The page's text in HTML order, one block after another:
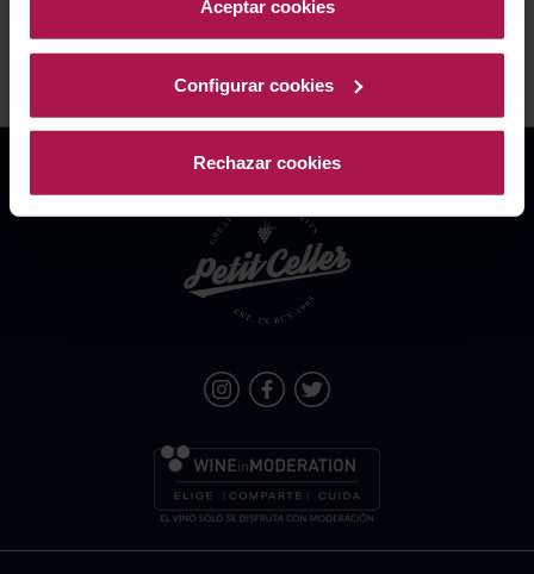
información acceda a nuestraPolítica de Cookies
Aceptar cookies
Configurar cookies
Rechazar cookies